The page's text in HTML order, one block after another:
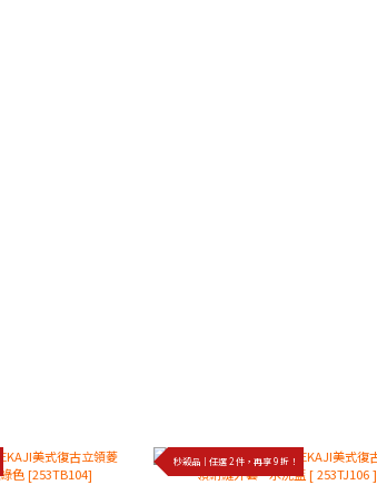
秒殺品｜任選 2 件，再享 9 折！